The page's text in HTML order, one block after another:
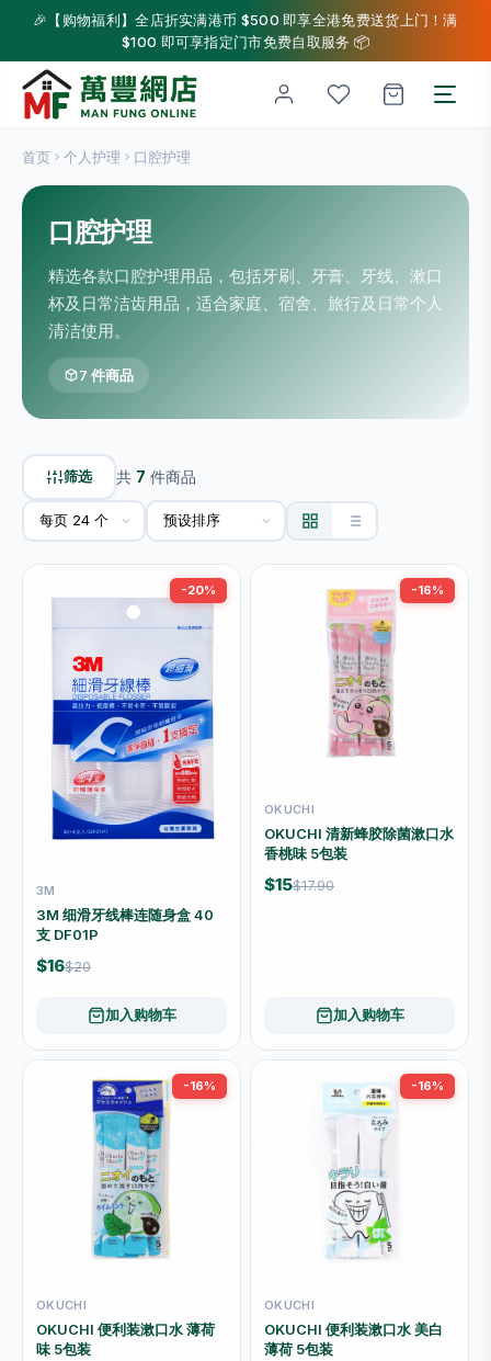
🎉【购物福利】全店折实满港币 $500 即享全港免费送货上门！满
$100 即可享指定门市免费自取服务 📦
首页 个人护理 口腔护理
口腔护理
精选各款口腔护理用品，包括牙刷、牙膏、牙线、漱口
杯及日常洁齿用品，适合家庭、宿舍、旅行及日常个人
清洁使用。
7 件商品
筛选 共 7 件商品
-20%
3M
3M 细滑牙线棒连随身盒 40
支 DF01P
$16$20
加入购物车
-16%
OKUCHI
OKUCHI 清新蜂胶除菌漱口水
香桃味 5包装
$15$17.90
加入购物车
-16%
OKUCHI
OKUCHI 便利装漱口水 薄荷
味 5包装
-16%
OKUCHI
OKUCHI 便利装漱口水 美白
薄荷 5包装